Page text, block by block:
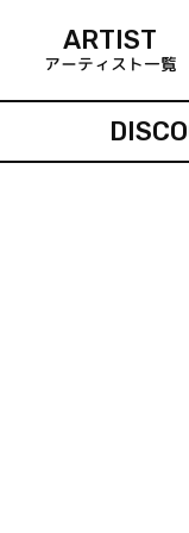
ARTIST
アーティスト一覧